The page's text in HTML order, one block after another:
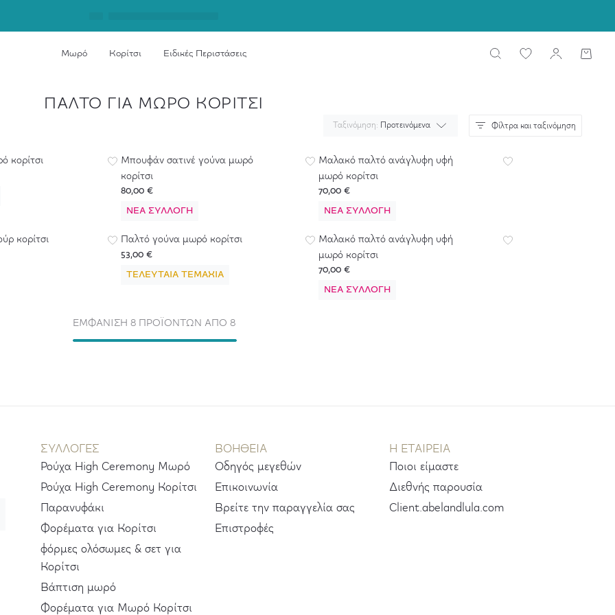
Μωρό Κορίτσι Ειδικές Περιστάσεις
ΠΑΛΤΌ ΓΙΑ ΜΩΡΌ ΚΟΡΊΤΣΙ
Ταξινόμηση: Προτεινόμενα Φίλτρα και ταξινόμηση
κορίτσι
Mπουφάν σατινέ γούνα μωρό
κορίτσι
80,00 €
ΝΈΑ ΣΥΛΛΟΓΉ
Μαλακό παλτό ανάγλυφη υφή
μωρό κορίτσι
70,00 €
ΝΈΑ ΣΥΛΛΟΓΉ
κορίτσι Παλτό γούνα μωρό κορίτσι
53,00 €
ΤΕΛΕΥΤΑΊΑ ΤΕΜΆΧΙΑ
Μαλακό παλτό ανάγλυφη υφή
μωρό κορίτσι
70,00 €
ΝΈΑ ΣΥΛΛΟΓΉ
ΕΜΦΆΝΙΣΗ 8 ΠΡΟΪΌΝΤΩΝ ΑΠΌ 8
ΣΥΛΛΟΓΕΣ
Ρούχα High Ceremony Μωρό
Ρούχα High Ceremony Κορίτσι
Παρανυφάκι
Φορέματα για Κορίτσι
φόρμες ολόσωμες & σετ για
Κορίτσι
Βάπτιση μωρό
Φορέματα για Μωρό Κορίτσι
ΒΟΗΘΕΙΑ
Οδηγός μεγεθών
Επικοινωνία
Βρείτε την παραγγελία σας
Επιστροφές
H ΕΤΑΙΡΕΊΑ
Ποιοι είμαστε
Διεθνής παρουσία
Client.abelandlula.com